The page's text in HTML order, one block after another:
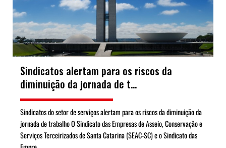
Sindicatos alertam para os riscos da
diminuição da jornada de t...
Sindicatos do setor de serviços alertam para os riscos da diminuição da
jornada de trabalho O Sindicato das Empresas de Asseio, Conservação e
Serviços Terceirizados de Santa Catarina (SEAC-SC) e o Sindicato das